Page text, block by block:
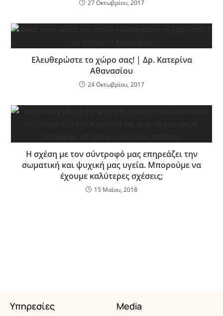
27 Οκτωβρίου, 2017
Ελευθερώστε το χώρο σας! | Δρ. Κατερίνα
Αθανασίου
24 Οκτωβρίου, 2017
Η σχέση με τον σύντροφό μας επηρεάζει την
σωματική και ψυχική μας υγεία. Μπορούμε να
έχουμε καλύτερες σχέσεις;
15 Μαΐου, 2018
Υπηρεσίες Media